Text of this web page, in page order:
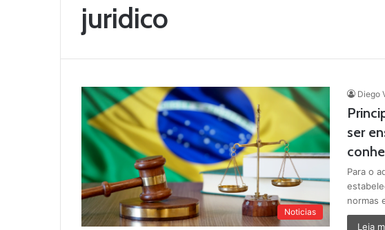
juridico
Noticias
Diego
ser
Para o
normas
Leia